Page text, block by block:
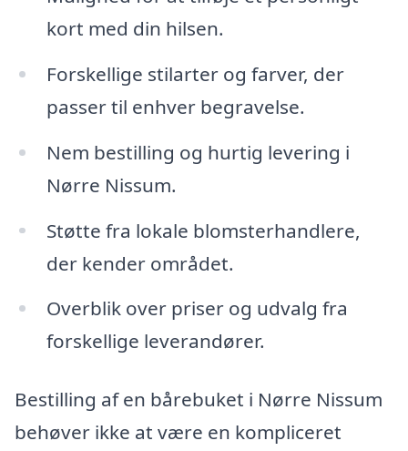
kort med din hilsen.
Forskellige stilarter og farver, der
passer til enhver begravelse.
Nem bestilling og hurtig levering i
Nørre Nissum.
Støtte fra lokale blomsterhandlere,
der kender området.
Overblik over priser og udvalg fra
forskellige leverandører.
Bestilling af en bårebuket i Nørre Nissum
behøver ikke at være en kompliceret